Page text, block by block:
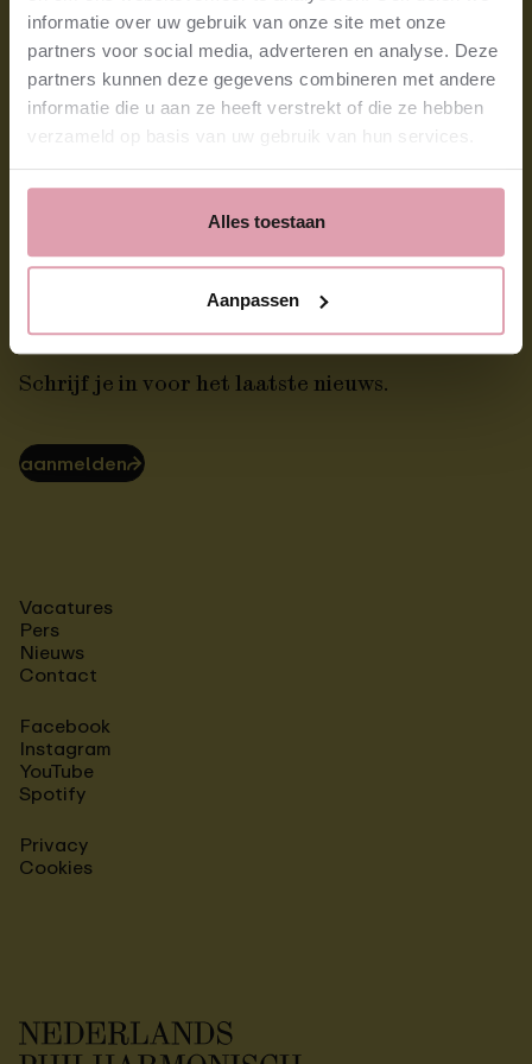
informatie over uw gebruik van onze site met onze
partners voor social media, adverteren en analyse. Deze
partners kunnen deze gegevens combineren met andere
informatie die u aan ze heeft verstrekt of die ze hebben
verzameld op basis van uw gebruik van hun services.
Alles toestaan
Aanpassen
Amsterdam
Koepelconcert
Stay tuned!
Schrijf je in voor het laatste nieuws.
aanmelden⮫
Vacatures
Pers
Nieuws
Contact
Facebook
Instagram
YouTube
Spotify
Privacy
Cookies